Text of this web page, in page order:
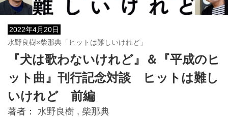
2022年4月20日
水野良樹×柴那典「ヒットは難しいけれど」
『犬は歌わないけれど』＆『平成のヒ
ット曲』刊行記念対談 ヒットは難し
いけれど 前編
著者： 水野良樹 , 柴那典